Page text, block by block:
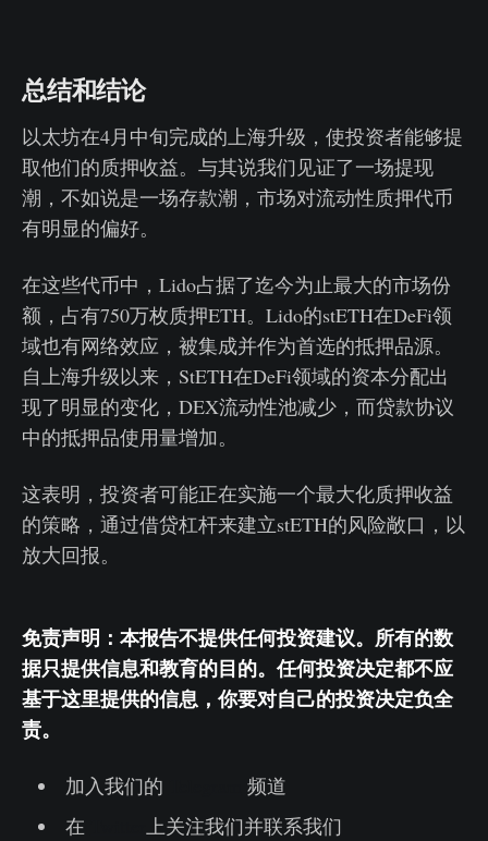
总结和结论
以太坊在4月中旬完成的上海升级，使投资者能够提
取他们的质押收益。与其说我们见证了一场提现
潮，不如说是一场存款潮，市场对流动性质押代币
有明显的偏好。
在这些代币中，Lido占据了迄今为止最大的市场份
额，占有750万枚质押ETH。Lido的stETH在DeFi领
域也有网络效应，被集成并作为首选的抵押品源。
自上海升级以来，StETH在DeFi领域的资本分配出
现了明显的变化，DEX流动性池减少，而贷款协议
中的抵押品使用量增加。
这表明，投资者可能正在实施一个最大化质押收益
的策略，通过借贷杠杆来建立stETH的风险敞口，以
放大回报。
免责声明：本报告不提供任何投资建议。所有的数
据只提供信息和教育的目的。任何投资决定都不应
基于这里提供的信息，你要对自己的投资决定负全
责。
加入我们的
频道
在
上关注我们并联系我们